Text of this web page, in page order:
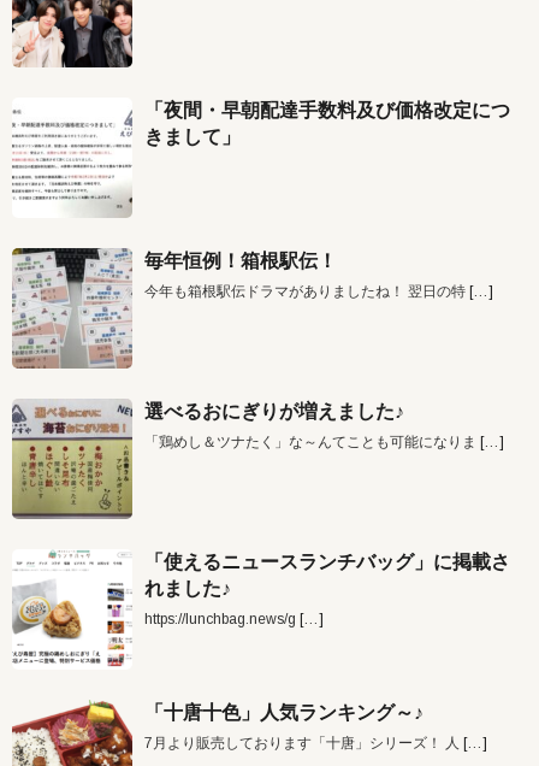
「夜間・早朝配達手数料及び価格改定につ
きまして」
毎年恒例！箱根駅伝！
今年も箱根駅伝ドラマがありましたね！ 翌日の特 […]
選べるおにぎりが増えました♪
「鶏めし＆ツナたく」な～んてことも可能になりま […]
「使えるニュースランチバッグ」に掲載さ
れました♪
https://lunchbag.news/g […]
「十唐十色」人気ランキング～♪
7月より販売しております「十唐」シリーズ！ 人 […]